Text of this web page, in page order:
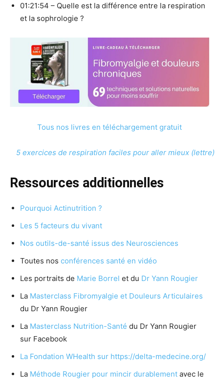
01:21:54 – Quelle est la différence entre la respiration
et la sophrologie ?
Tous nos livres en téléchargement gratuit
5 exercices de respiration faciles pour aller mieux (lettre)
Ressources additionnelles
Pourquoi Actinutrition ?
Les 5 facteurs du vivant
Nos outils-de-santé issus des Neurosciences
Toutes nos conférences santé en vidéo
Les portraits de Marie Borrel et du Dr Yann Rougier
La Masterclass Fibromyalgie et Douleurs Articulaires
du Dr Yann Rougier
La Masterclass Nutrition-Santé du Dr Yann Rougier
sur Facebook
La Fondation WHealth sur https://delta-medecine.org/
La Méthode Rougier pour mincir durablement avec le